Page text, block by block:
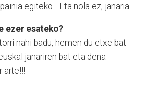
egiteko... Eta nola ez, ja­naria.
ezer esateko?
nahi badu, hemen du etxe bat
janariren bat eta dena
arte!!!